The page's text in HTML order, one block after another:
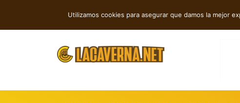
Utilizamos cookies para asegurar que damos la mejor